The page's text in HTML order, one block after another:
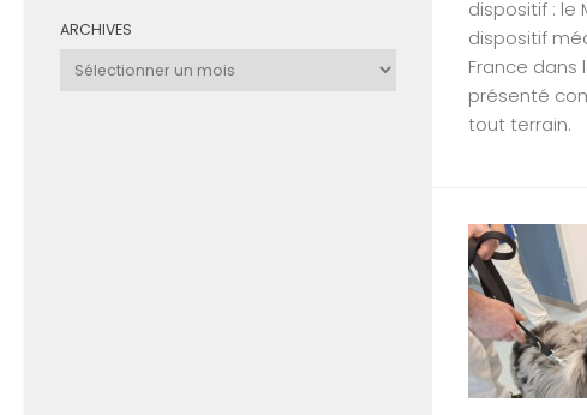
dispositif : le
dispositif
France dans
présenté
tout terrain.
ARCHIVES
Archives